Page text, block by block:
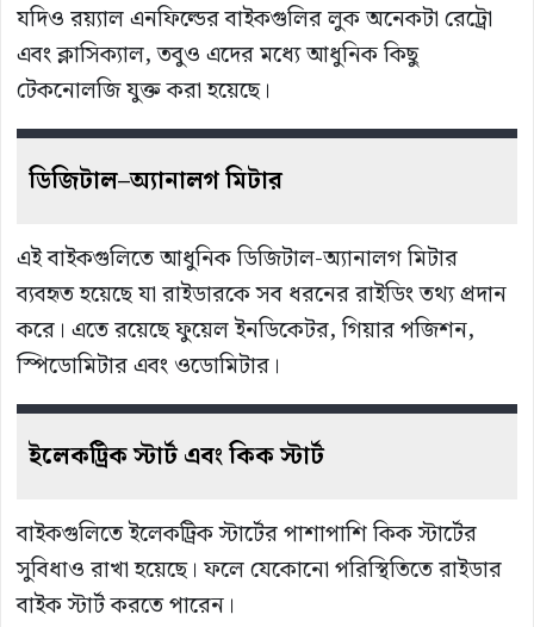
যদিও রয়্যাল এনফিল্ডের বাইকগুলির লুক অনেকটা রেট্রো
এবং ক্লাসিক্যাল, তবুও এদের মধ্যে আধুনিক কিছু
টেকনোলজি যুক্ত করা হয়েছে।
ডিজিটাল–অ্যানালগমিটার
এই বাইকগুলিতে আধুনিক ডিজিটাল-অ্যানালগ মিটার
ব্যবহৃত হয়েছে যা রাইডারকে সব ধরনের রাইডিং তথ্য প্রদান
করে। এতে রয়েছে ফুয়েল ইনডিকেটর, গিয়ার পজিশন,
স্পিডোমিটার এবং ওডোমিটার।
ইলেকট্রিকস্টার্টএবংকিকস্টার্ট
বাইকগুলিতে ইলেকট্রিক স্টার্টের পাশাপাশি কিক স্টার্টের
সুবিধাও রাখা হয়েছে। ফলে যেকোনো পরিস্থিতিতে রাইডার
বাইক স্টার্ট করতে পারেন।